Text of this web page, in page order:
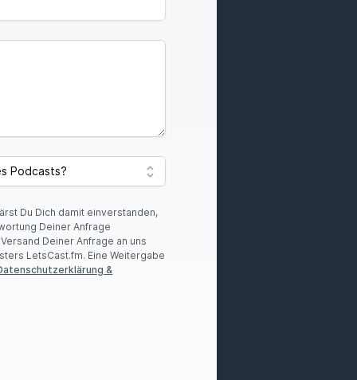
Du Dich damit einverstanden,
Deiner Anfrage
Deiner Anfrage an uns
LetsCast.fm. Eine Weitergabe
&